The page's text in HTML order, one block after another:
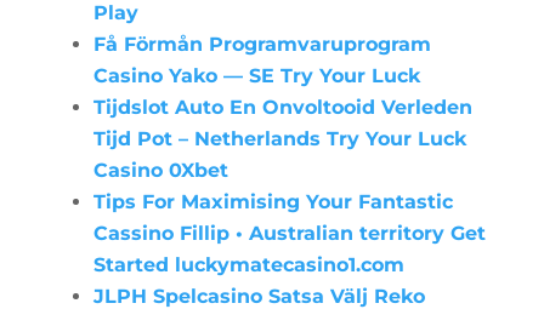
Play
Få Förmån Programvaruprogram
Casino Yako — SE Try Your Luck
Tijdslot Auto En Onvoltooid Verleden
Tijd Pot – Netherlands Try Your Luck
Casino 0Xbet
Tips For Maximising Your Fantastic
Cassino Fillip • Australian territory Get
Started luckymatecasino1.com
JLPH Spelcasino Satsa Välj Reko